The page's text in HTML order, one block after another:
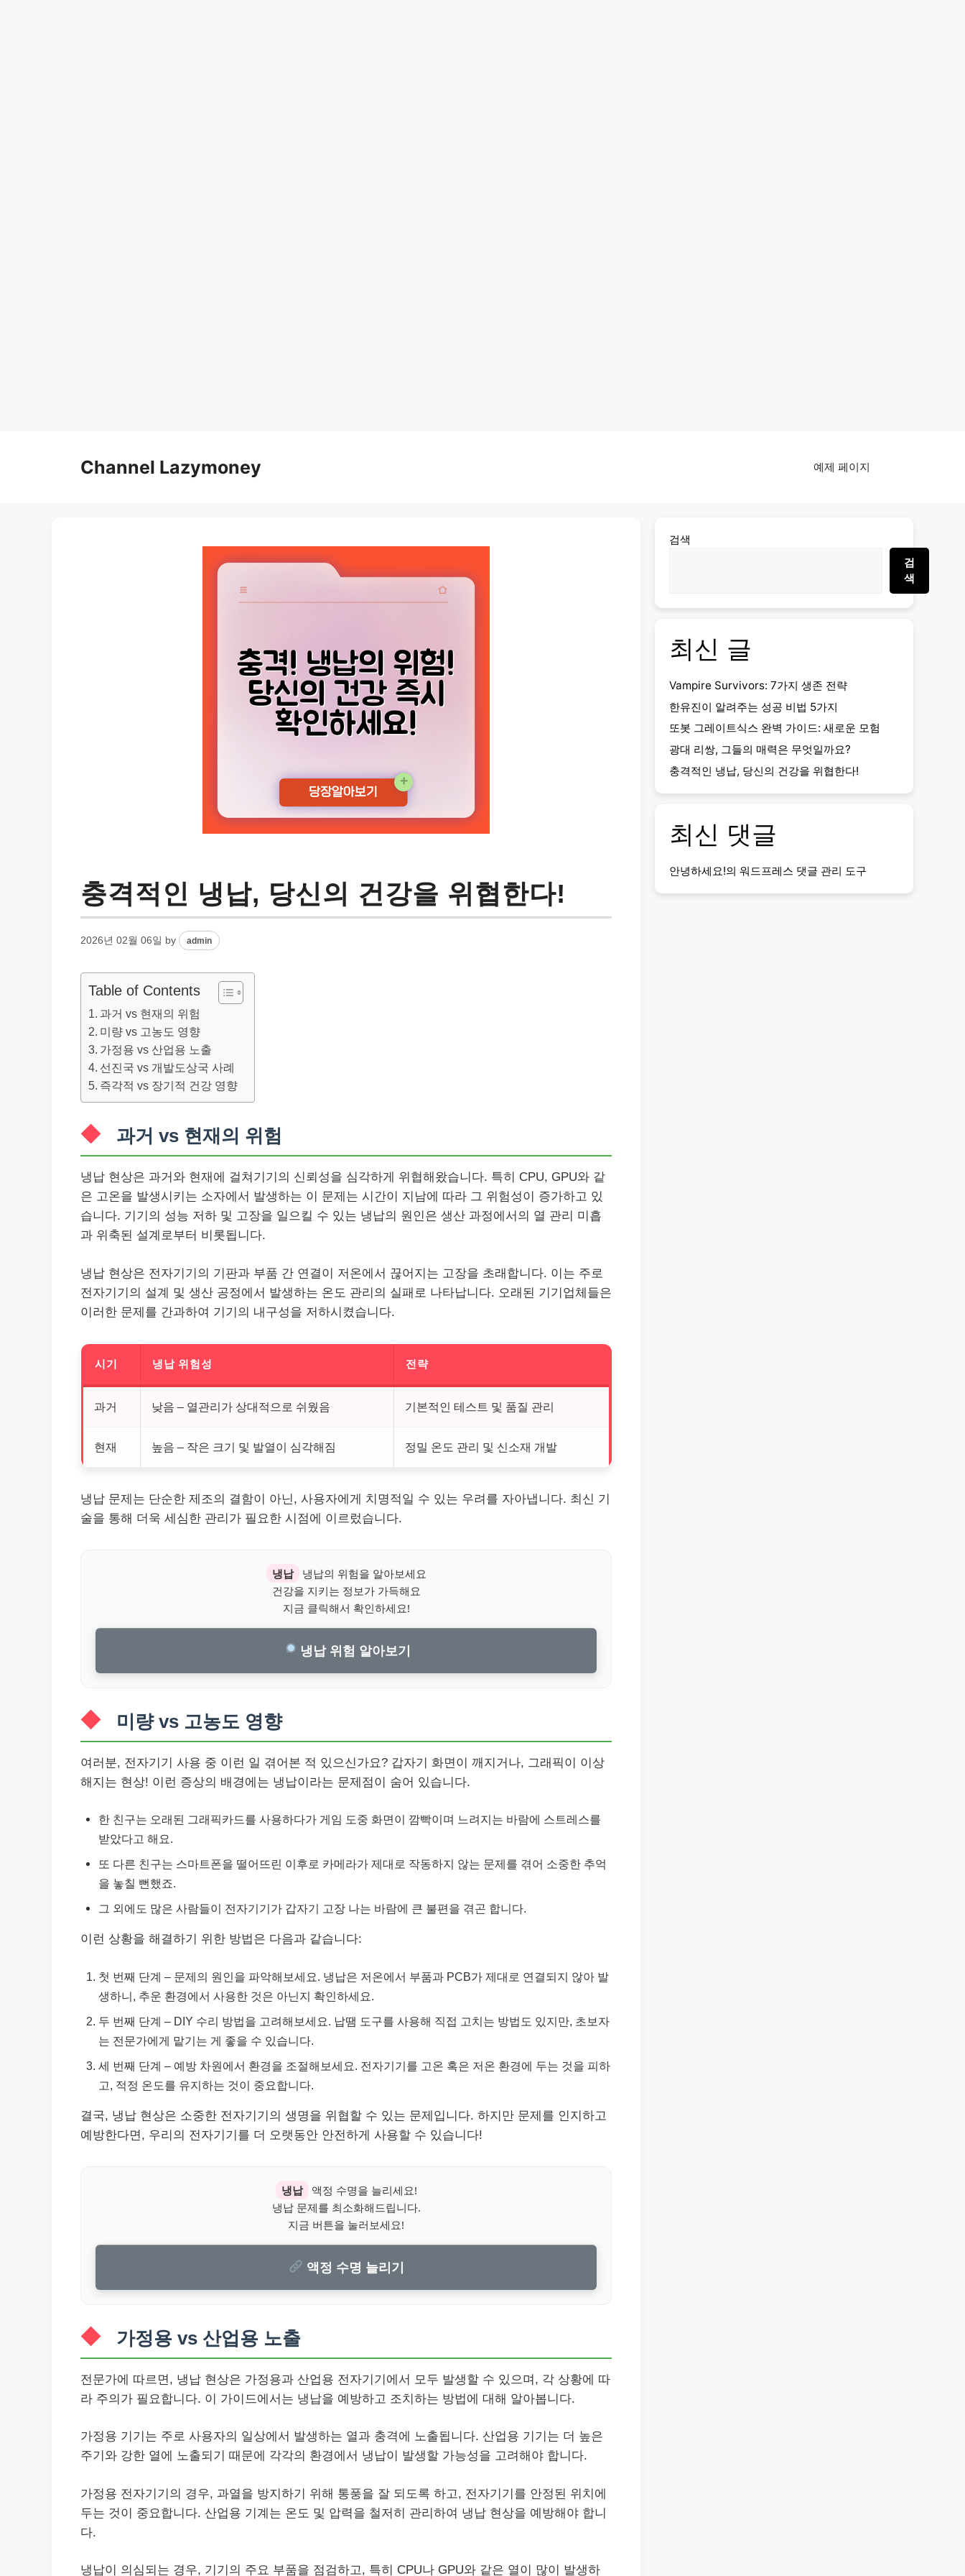
Channel Lazymoney 예제 페이지
충격적인 냉납, 당신의 건강을 위협한다!
2026년 02월 06일 by admin
Table of Contents
과거 vs 현재의 위험
미량 vs 고농도 영향
가정용 vs 산업용 노출
선진국 vs 개발도상국 사례
즉각적 vs 장기적 건강 영향
과거 vs 현재의 위험
냉납 현상은 과거와 현재에 걸쳐기기의 신뢰성을 심각하게 위협해왔습니다. 특히 CPU, GPU와 같
은 고온을 발생시키는 소자에서 발생하는 이 문제는 시간이 지남에 따라 그 위험성이 증가하고 있
습니다. 기기의 성능 저하 및 고장을 일으킬 수 있는 냉납의 원인은 생산 과정에서의 열 관리 미흡
과 위축된 설계로부터 비롯됩니다.
냉납 현상은 전자기기의 기판과 부품 간 연결이 저온에서 끊어지는 고장을 초래합니다. 이는 주로
전자기기의 설계 및 생산 공정에서 발생하는 온도 관리의 실패로 나타납니다. 오래된 기기업체들은
이러한 문제를 간과하여 기기의 내구성을 저하시켰습니다.
시기 냉납 위험성 전략
과거 낮음 – 열관리가 상대적으로 쉬웠음 기본적인 테스트 및 품질 관리
현재 높음 – 작은 크기 및 발열이 심각해짐 정밀 온도 관리 및 신소재 개발
냉납 문제는 단순한 제조의 결함이 아닌, 사용자에게 치명적일 수 있는 우려를 자아냅니다. 최신 기
술을 통해 더욱 세심한 관리가 필요한 시점에 이르렀습니다.
냉납
냉납의 위험을 알아보세요
건강을 지키는 정보가 가득해요
지금 클릭해서 확인하세요!
냉납 위험 알아보기
미량 vs 고농도 영향
여러분, 전자기기 사용 중 이런 일 겪어본 적 있으신가요? 갑자기 화면이 깨지거나, 그래픽이 이상
해지는 현상! 이런 증상의 배경에는 냉납이라는 문제점이 숨어 있습니다.
한 친구는 오래된 그래픽카드를 사용하다가 게임 도중 화면이 깜빡이며 느려지는 바람에 스트레스를
받았다고 해요.
또 다른 친구는 스마트폰을 떨어뜨린 이후로 카메라가 제대로 작동하지 않는 문제를 겪어 소중한 추억
을 놓칠 뻔했죠.
그 외에도 많은 사람들이 전자기기가 갑자기 고장 나는 바람에 큰 불편을 겪곤 합니다.
이런 상황을 해결하기 위한 방법은 다음과 같습니다:
첫 번째 단계 – 문제의 원인을 파악해보세요. 냉납은 저온에서 부품과 PCB가 제대로 연결되지 않아 발
생하니, 추운 환경에서 사용한 것은 아닌지 확인하세요.
두 번째 단계 – DIY 수리 방법을 고려해보세요. 납땜 도구를 사용해 직접 고치는 방법도 있지만, 초보자
는 전문가에게 맡기는 게 좋을 수 있습니다.
세 번째 단계 – 예방 차원에서 환경을 조절해보세요. 전자기기를 고온 혹은 저온 환경에 두는 것을 피하
고, 적정 온도를 유지하는 것이 중요합니다.
결국, 냉납 현상은 소중한 전자기기의 생명을 위협할 수 있는 문제입니다. 하지만 문제를 인지하고
예방한다면, 우리의 전자기기를 더 오랫동안 안전하게 사용할 수 있습니다!
냉납
액정 수명을 늘리세요!
냉납 문제를 최소화해드립니다.
지금 버튼을 눌러보세요!
액정 수명 늘리기
가정용 vs 산업용 노출
전문가에 따르면, 냉납 현상은 가정용과 산업용 전자기기에서 모두 발생할 수 있으며, 각 상황에 따
라 주의가 필요합니다. 이 가이드에서는 냉납을 예방하고 조치하는 방법에 대해 알아봅니다.
가정용 기기는 주로 사용자의 일상에서 발생하는 열과 충격에 노출됩니다. 산업용 기기는 더 높은
주기와 강한 열에 노출되기 때문에 각각의 환경에서 냉납이 발생할 가능성을 고려해야 합니다.
가정용 전자기기의 경우, 과열을 방지하기 위해 통풍을 잘 되도록 하고, 전자기기를 안정된 위치에
두는 것이 중요합니다. 산업용 기계는 온도 및 압력을 철저히 관리하여 냉납 현상을 예방해야 합니
다.
냉납이 의심되는 경우, 기기의 주요 부품을 점검하고, 특히 CPU나 GPU와 같은 열이 많이 발생하
검색
검
색
최신 글
Vampire Survivors: 7가지 생존 전략
한유진이 알려주는 성공 비법 5가지
또봇 그레이트식스 완벽 가이드: 새로운 모험
광대 리쌍, 그들의 매력은 무엇일까요?
충격적인 냉납, 당신의 건강을 위협한다!
최신 댓글
안녕하세요!의 워드프레스 댓글 관리 도구